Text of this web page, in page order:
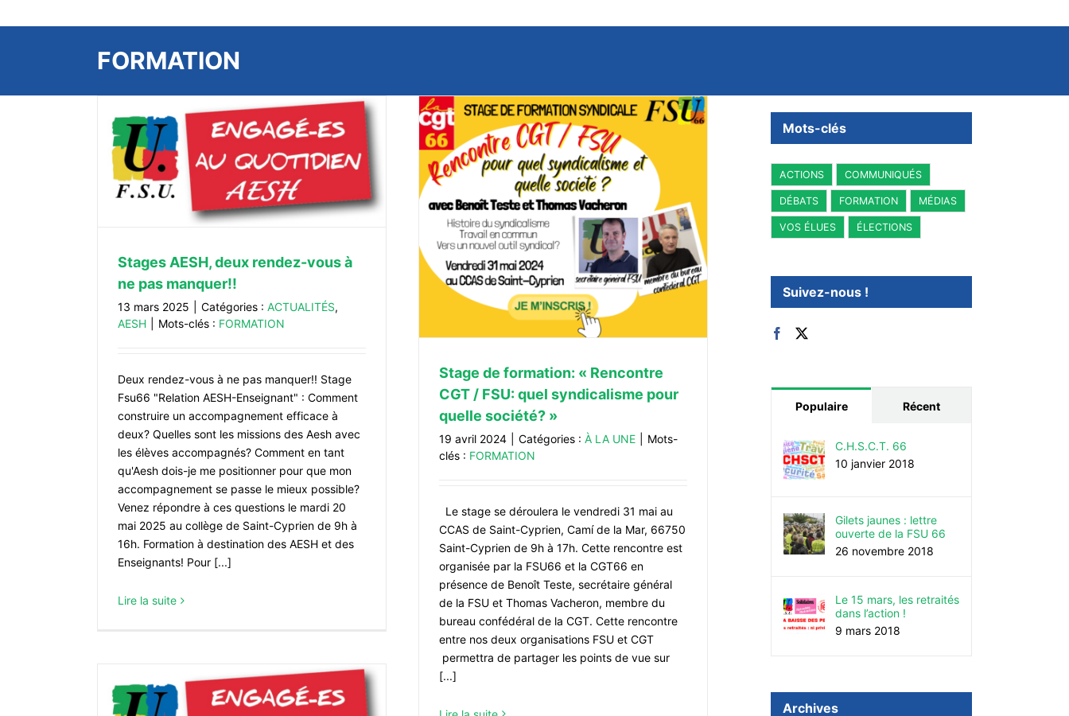
FORMATION
Stages AESH, deux rendez-vous à
ne pas manquer!!
13 mars 2025 Catégories : ACTUALITÉS,
AESH
Mots-clés : FORMATION
Deux rendez-vous à ne pas manquer!! Stage
Fsu66 "Relation AESH-Enseignant" : Comment
construire un accompagnement efficace à
deux? Quelles sont les missions des Aesh avec
les élèves accompagnés? Comment en tant
qu'Aesh dois-je me positionner pour que mon
accompagnement se passe le mieux possible?
Venez répondre à ces questions le mardi 20
mai 2025 au collège de Saint-Cyprien de 9h à
16h. Formation à destination des AESH et des
Enseignants! Pour [...]
Lire la suite
Stage de formation: « Rencontre CGT / FSU:
À LA UNE
Stage de formation: « Rencontre
CGT / FSU: quel syndicalisme pour
quelle société? »
19 avril 2024 Catégories : À LA UNE
Mots-
clés : FORMATION
Le stage se déroulera le vendredi 31 mai au
CCAS de Saint-Cyprien, Camí de la Mar, 66750
Saint-Cyprien de 9h à 17h. Cette rencontre est
organisée par la FSU66 et la CGT66 en
présence de Benoît Teste, secrétaire général
de la FSU et Thomas Vacheron, membre du
bureau confédéral de la CGT. Cette rencontre
entre nos deux organisations FSU et CGT
permettra de partager les points de vue sur
[...]
Mots-clés
ACTIONS COMMUNIQUÉS
DÉBATS FORMATION MÉDIAS
VOS ÉLUES ÉLECTIONS
Suivez-nous !
Populaire Récent
C.H.S.C.T. 66
10 janvier 2018
Gilets jaunes : lettre
ouverte de la FSU 66
26 novembre 2018
Le 15 mars, les retraités
dans l’action !
9 mars 2018
Archives